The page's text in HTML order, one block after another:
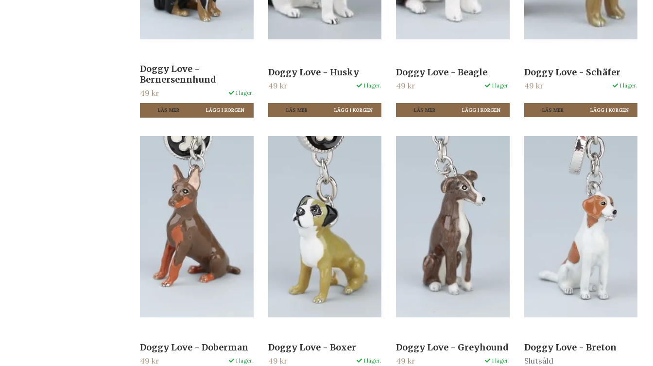
Doggy Love -
Bernersennhund
49 kr I lager.
LÄS MER
Doggy Love - Husky
49 kr I lager.
LÄS MER
Doggy Love - Beagle
49 kr I lager.
LÄS MER
Doggy Love - Schäfer
49 kr I lager.
LÄS MER
Doggy Love - Doberman
49 kr I lager.
Doggy Love - Boxer
49 kr I lager.
Doggy Love - Greyhound
49 kr I lager.
Doggy Love - Breton
Slutsåld